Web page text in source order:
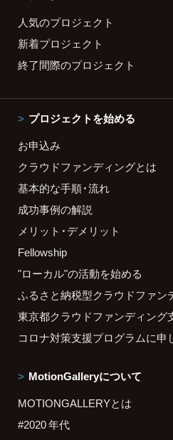
人気のプロジェクト
新着プロジェクト
終了間際のプロジェクト
プロジェクトを始める
お申込み
クラウドファンディングとは
基本的な手順・流れ
成功事例の解説
メリット・デメリット
Fellowship
"ローカル"の活動を始める
ふるさと納税型クラウドファン
東京都クラウドファンディング
コロナ対策支援プログラムに申
MotionGalleryについて
MOTIONGALLERYとは
#2020 年代